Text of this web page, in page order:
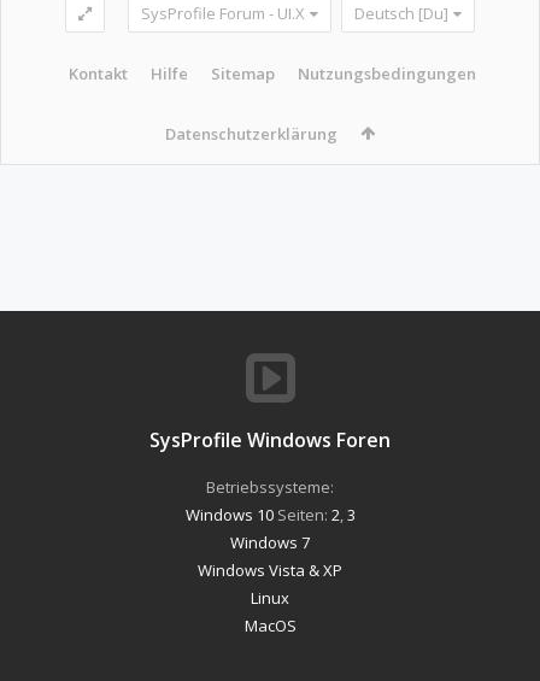
SysProfile Forum - UI.X Deutsch [Du]
Kontakt Hilfe Sitemap Nutzungsbedingungen
Datenschutzerklärung
SysProfile Windows Foren
Betriebssysteme:
Windows 10Seiten: 2 3
Windows 7
Windows Vista & XP
Linux
MacOS